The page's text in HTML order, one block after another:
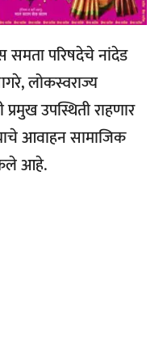
समता परिषदेचे नांदेड
लोकस्वराज्य
उपस्थिती राहणार
आवाहन सामाजिक
केले आहे.